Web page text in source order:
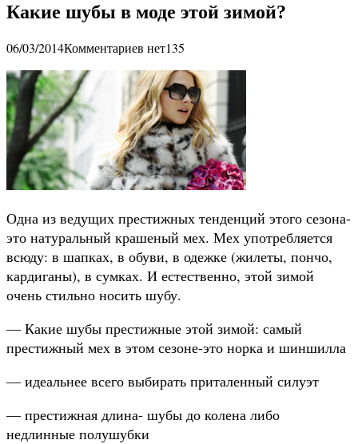
Какие шубы в моде этой зимой?
06/03/2014Комментариев нет135
Одна из ведущих престижных тенденций этого сезона-
это натуральный крашеный мех. Мех употребляется
всюду: в шапках, в обуви, в одежке (жилеты, пончо,
кардиганы), в сумках. И естественно, этой зимой
очень стильно носить шубу.
— Какие шубы престижные этой зимой: самый
престижный мех в этом сезоне-это норка и шиншилла
— идеальнее всего выбирать приталенный силуэт
— престижная длина- шубы до колена либо
недлинные полушубки